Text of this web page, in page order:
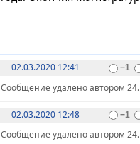
02.03.2020 12:41 −1
Сообщение удалено автором
02.03.2020 12:48 −1
Сообщение удалено автором